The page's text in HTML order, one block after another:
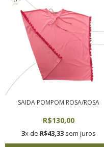
SAIDA POMPOM ROSA/ROSA
R$130,00
3x de R$43,33sem juros